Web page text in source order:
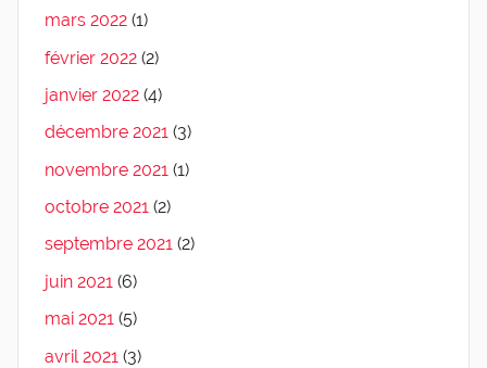
mars 2022 (1)
février 2022 (2)
janvier 2022 (4)
décembre 2021 (3)
novembre 2021 (1)
octobre 2021 (2)
septembre 2021 (2)
juin 2021 (6)
mai 2021 (5)
avril 2021 (3)